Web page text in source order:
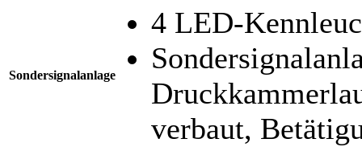
Sondersignalanlage
4 LED-
verbaut,